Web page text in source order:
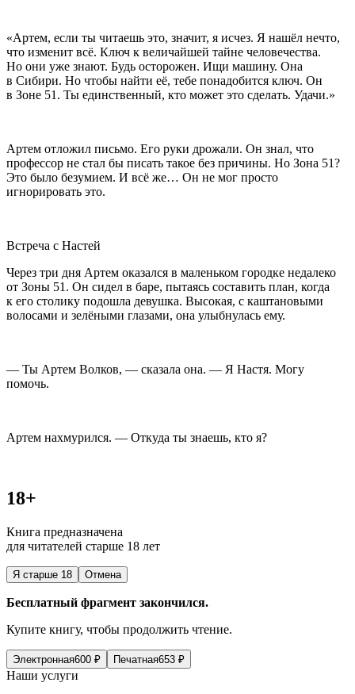
«Артем, если ты читаешь это, значит, я исчез. Я нашёл нечто,
что изменит всё. Ключ к величайшей тайне человечества.
Но они уже знают. Будь осторожен. Ищи машину. Она
в Сибири. Но чтобы найти её, тебе понадобится ключ. Он
в Зоне 51. Ты единственный, кто может это сделать. Удачи.»
Артем отложил письмо. Его руки дрожали. Он знал, что
профессор не стал бы писать такое без причины. Но Зона 51?
Это было безумием. И всё же… Он не мог просто
игнорировать это.
Встреча с Настей
Через три дня Артем оказался в маленьком городке недалеко
от Зоны 51. Он сидел в баре, пытаясь составить план, когда
к его столику подошла девушка. Высокая, с каштановыми
волосами и зелёными глазами, она улыбнулась ему.
— Ты Артем Волков, — сказала она. — Я Настя. Могу
помочь.
Артем нахмурился. — Откуда ты знаешь, кто я?
18+
Книга предназначена
для читателей старше 18 лет
Я старше 18 Отмена
Бесплатный фрагмент закончился.
Купите книгу, чтобы продолжить чтение.
Электронная600 ₽ Печатная653 ₽
Наши услуги